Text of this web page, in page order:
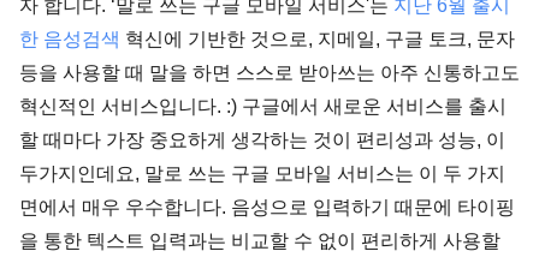
자 합니다. ‘말로 쓰는 구글 모바일 서비스'는 지난 6월 출시
한 음성검색 혁신에 기반한 것으로, 지메일, 구글 토크, 문자
등을 사용할 때 말을 하면 스스로 받아쓰는 아주 신통하고도
혁신적인 서비스입니다. :) 구글에서 새로운 서비스를 출시
할 때마다 가장 중요하게 생각하는 것이 편리성과 성능, 이
두가지인데요, 말로 쓰는 구글 모바일 서비스는 이 두 가지
면에서 매우 우수합니다. 음성으로 입력하기 때문에 타이핑
을 통한 텍스트 입력과는 비교할 수 없이 편리하게 사용할